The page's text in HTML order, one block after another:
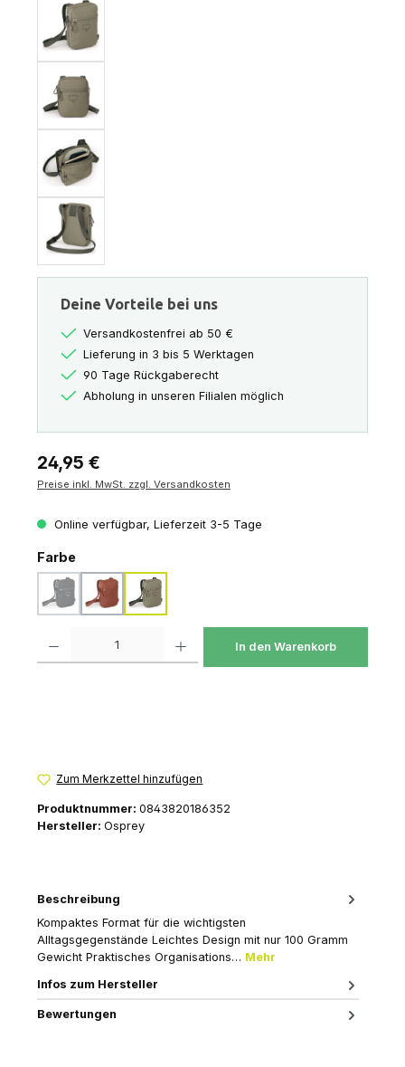
Deine Vorteile bei uns
Versandkostenfrei ab 50 €
Lieferung in 3 bis 5 Werktagen
90 Tage Rückgaberecht
Abholung in unseren Filialen möglich
Regulärer Preis:
24,95 €
Preise inkl. MwSt. zzgl. Versandkosten
Online verfügbar, Lieferzeit 3-5 Tage
Farbeauswählen
black
(Diese Option ist zurzeit nicht verfügbar.)
porcelain orange
tan concrete
In den Warenkorb
Zum Merkzettel hinzufügen
Produktnummer: 0843820186352
Hersteller: Osprey
Beschreibung
Kompaktes Format für die wichtigsten
Alltagsgegenstände Leichtes Design mit nur 100 Gramm
Gewicht Praktisches Organisations… Mehr
Infos zum Hersteller
Bewertungen